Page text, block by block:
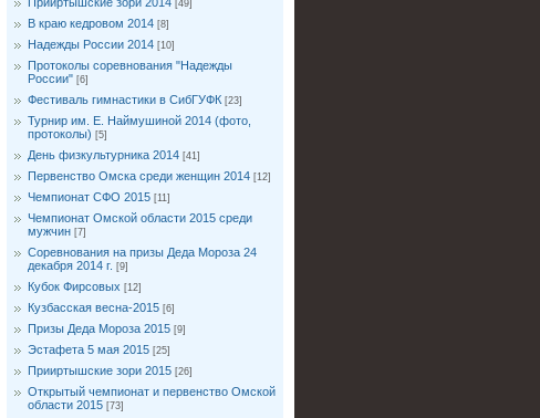
[49]
В краю кедровом 2014 [8]
Надежды России 2014 [10]
Протоколы соревнования "Надежды
России" [6]
Фестиваль гимнастики в СибГУФК [23]
Турнир им. Е. Наймушиной 2014 (фото,
протоколы) [5]
День физкультурника 2014 [41]
Первенство Омска среди женщин 2014 [12]
Чемпионат СФО 2015 [11]
Чемпионат Омской области 2015 среди
мужчин [7]
Соревнования на призы Деда Мороза 24
декабря 2014 г. [9]
Кубок Фирсовых [12]
Кузбасская весна-2015 [6]
Призы Деда Мороза 2015 [9]
Эстафета 5 мая 2015 [25]
Прииртышские зори 2015 [26]
Открытый чемпионат и первенство Омской
области 2015 [73]